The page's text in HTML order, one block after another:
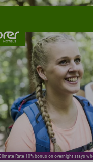
Rate 10% bonus on overnight stays